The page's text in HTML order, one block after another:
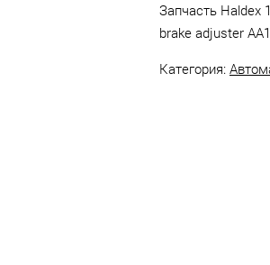
Запчасть Haldex
brake adjuster
Категория: